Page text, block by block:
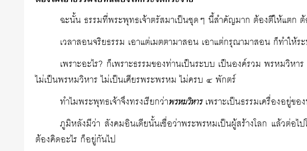
ฉะนั้น ธรรมที่พระพุทธเจ้าตรัสมาเป็นชุดๆ นี้สำคัญมาก ต้องตีให้แตก ต้
เวลาสอนจริยธรรม เอาแต่เมตตามาสอน เอาแต่กรุณามาสอน ก็ทำให้ร
เพราะอะไร? ก็เพราะธรรมของท่านเป็นระบบ เป็นองค์รวม พรหมวิห
ไม่เป็นพรหมวิหาร ไม่เป็นเศียรพระพรหม ไม่ครบ ๔ พักตร์
ทำไมพระพุทธเจ้าจึงทรงเรียกว่าพรหมวิหารเพราะเป็นธรรมเครื่องอยู่ขอ
ภูมิหลังมีว่า สังคมอินเดียนั้นเชื่อว่าพระพรหมเป็นผู้สร้างโลก แล้วต่อ
ต้องคิดอะไร ก็อยู่กันไป